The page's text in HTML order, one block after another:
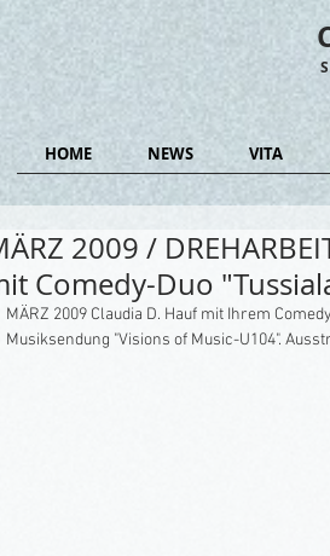
2009 /
Comedy-Duo
MÄRZ 2009 Claudia D. Hauf mit Ihrem
Musiksendung "Visions of Music-U104".
HOME NEWS VITA